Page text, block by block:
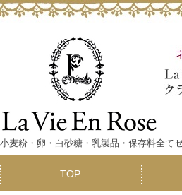
小麦粉・卵・白砂糖・乳製品・保存料全て
TOP